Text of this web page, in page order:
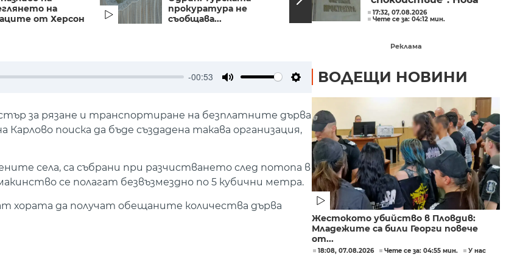
на
от Херсон
прокуратура не
съобщава...
чия е вината за
трагедията на...
-00:53
Settings
за рязане и транспортиране на безплатните дърва
поиска да бъде създадена такава организация,
села, са събрани при разчистването след потопа в
се полагат безвъзмездно по 5 кубични метра.
хората да получат обещаните количества дърва
афера с участието на
бившия директор на
17:32, 07.08.2026
Чете се за: 04:12 мин.
Реклама
ВОДЕЩИ НОВИНИ
Жестокото убийство в Пловдив:
Младежите са били Георги повече
от...
18:08, 07.08.2026 Чете се за: 04:55 мин. У нас